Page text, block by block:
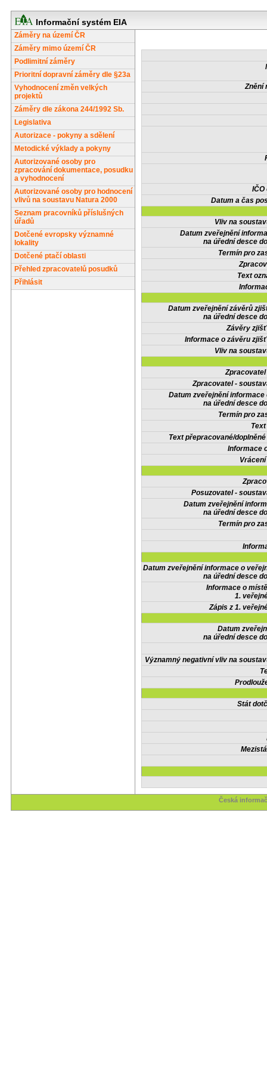
Informační systém EIA
Záměry na území ČR
Záměry mimo území ČR
Podlimitní záměry
Prioritní dopravní záměry dle §23a
Vyhodnocení změn velkých
projektů
Záměry dle zákona 244/1992 Sb.
Legislativa
Autorizace - pokyny a sdělení
Metodické výklady a pokyny
Autorizované osoby pro
zpracování dokumentace, posudku
a vyhodnocení
Autorizované osoby pro hodnocení
vlivů na soustavu Natura 2000
Seznam pracovníků příslušných
úřadů
Dotčené evropsky významné
lokality
Dotčené ptačí oblasti
Přehled zpracovatelů posudků
Přihlásit
Znění
IČO
Datum a čas
Vliv na
Datum zveřejnění
na úřední desce
Termín pro
Text
Datum zveřejnění závěrů
na úřední desce
Závěry
Informace o závěru
Vliv na
Zpracovatel -
Datum zveřejnění informace
na úřední desce
Termín pro
Text přepracované/
Informace
Posuzovatel -
Datum zveřejnění
na úřední desce
Termín pro
Datum zveřejnění informace o
na úřední desce
Informace o
1.
Zápis z 1.
Datum
na úřední desce
Významný negativní vliv na
Stát
Česká